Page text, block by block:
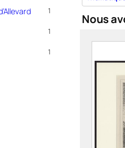
1
1
1
Nous